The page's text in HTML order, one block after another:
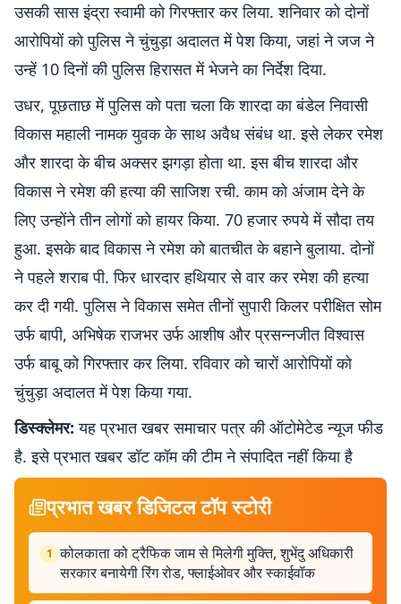
उसकी सास इंद्रा स्वामी को गिरफ्तार कर लिया. शनिवार को दोनों
आरोपियों को पुलिस ने चुंचुड़ा अदालत में पेश किया, जहां ने जज ने
उन्हें 10 दिनों की पुलिस हिरासत में भेजने का निर्देश दिया.
उधर, पूछताछ में पुलिस को पता चला कि शारदा का बंडेल निवासी
विकास महाली नामक युवक के साथ अवैध संबंध था. इसे लेकर रमेश
और शारदा के बीच अक्सर झगड़ा होता था. इस बीच शारदा और
विकास ने रमेश की हत्या की साजिश रची. काम को अंजाम देने के
लिए उन्होंने तीन लोगों को हायर किया. 70 हजार रुपये में सौदा तय
हुआ. इसके बाद विकास ने रमेश को बातचीत के बहाने बुलाया. दोनों
ने पहले शराब पी. फिर धारदार हथियार से वार कर रमेश की हत्या
कर दी गयी. पुलिस ने विकास समेत तीनों सुपारी किलर परीक्षित सोम
उर्फ बापी, अभिषेक राजभर उर्फ आशीष और प्रसन्नजीत विश्वास
उर्फ बाबू को गिरफ्तार कर लिया. रविवार को चारों आरोपियों को
चुंचुड़ा अदालत में पेश किया गया.
डिस्क्लेमर: यह प्रभात खबर समाचार पत्र की ऑटोमेटेड न्यूज फीड
है. इसे प्रभात खबर डॉट कॉम की टीम ने संपादित नहीं किया है
प्रभात खबर डिजिटल टॉप स्टोरी
1 कोलकाता को ट्रैफिक जाम से मिलेगी मुक्ति, शुभेंदु अधिकारी
सरकार बनायेगी रिंग रोड, फ्लाईओवर और स्काईवॉक